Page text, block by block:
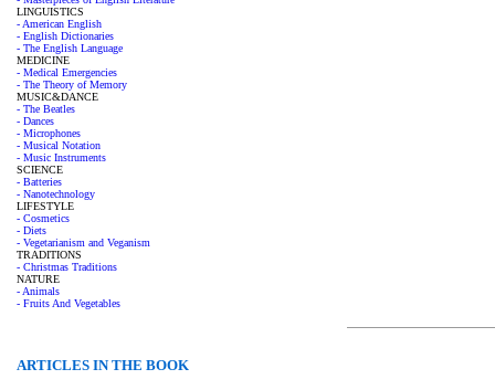
LINGUISTICS
- American English
- English Dictionaries
- The English Language
MEDICINE
- Medical Emergencies
- The Theory of Memory
MUSIC&DANCE
- The Beatles
- Dances
- Microphones
- Musical Notation
- Music Instruments
SCIENCE
- Batteries
- Nanotechnology
LIFESTYLE
- Cosmetics
- Diets
- Vegetarianism and Veganism
TRADITIONS
- Christmas Traditions
NATURE
- Animals
- Fruits And Vegetables
ARTICLES IN THE BOOK